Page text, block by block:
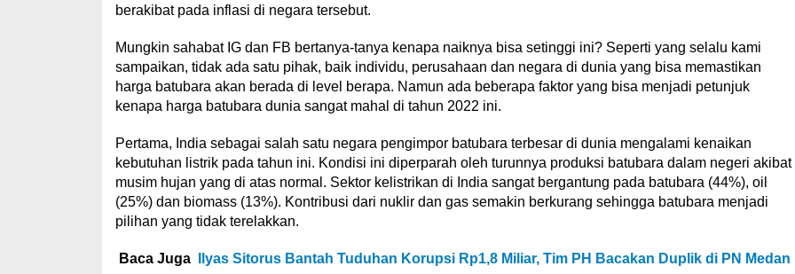
berakibat pada inflasi di negara tersebut.
Mungkin sahabat IG dan FB bertanya-tanya kenapa naiknya bisa setinggi ini? Seperti yang selalu kami
sampaikan, tidak ada satu pihak, baik individu, perusahaan dan negara di dunia yang bisa memastikan
harga batubara akan berada di level berapa. Namun ada beberapa faktor yang bisa menjadi petunjuk
kenapa harga batubara dunia sangat mahal di tahun 2022 ini.
Pertama, India sebagai salah satu negara pengimpor batubara terbesar di dunia mengalami kenaikan
kebutuhan listrik pada tahun ini. Kondisi ini diperparah oleh turunnya produksi batubara dalam negeri akibat
musim hujan yang di atas normal. Sektor kelistrikan di India sangat bergantung pada batubara (44%), oil
(25%) dan biomass (13%). Kontribusi dari nuklir dan gas semakin berkurang sehingga batubara menjadi
pilihan yang tidak terelakkan.
Baca Juga Ilyas Sitorus Bantah Tuduhan Korupsi Rp1,8 Miliar, Tim PH Bacakan Duplik di PN Medan